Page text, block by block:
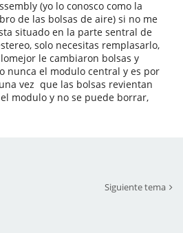
(yo lo conosco como la
de las bolsas de aire) si no me
situado en la parte sentral de
solo necesitas remplasarlo,
le cambiaron bolsas y
nunca el modulo central y es por
vez que las bolsas revientan
modulo y no se puede borrar,
Siguiente tema